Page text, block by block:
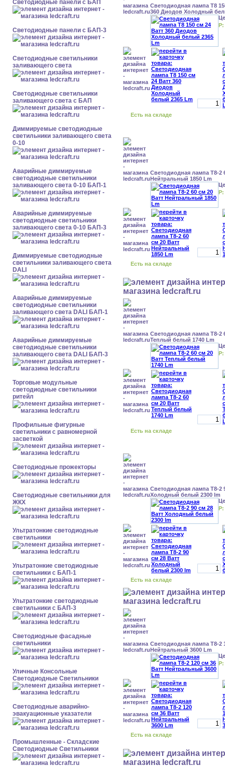
Cветодиодные панели с БАП
Cветодиодные панели с БАП-3
Светодиодные светильники
заливающего света
Светодиодные светильники
заливающего света с БАП
Диммируемые светодиодные
светильники заливающего света
0-10
Аварийные диммируемые
светодиодные светильники
заливающего света 0-10 БАП-1
Аварийные диммируемые
светодиодные светильники
заливающего света 0-10 БАП-3
Диммируемые светодиодные
светильники заливающего света
DALI
Аварийные диммируемые
светодиодные светильники
заливающего света DALI БАП-1
Аварийные диммируемые
светодиодные светильники
заливающего света DALI БАП-3
Торговые модульные
светодиодные светильники
ритейл
Профильные фигурные
светильники с равномерной
засветкой
Светодиодные прожекторы
Светодиодные светильники для
ЖКХ
Ультратонкие светодиодные
светильники
Ультратонкие светодиодные
светильники с БАП-1
Ультратонкие светодиодные
светильники с БАП-3
Светодиодные фасадные
светильники
Уличные Консольные
Светодиодные Светильники
Светодиодные аварийно-
эвакуационные указатели
Промышленные - Складские
Светодиодные Светильники
Светодиодная лампа Т8
360 Диодов Холодный
Р:
Есть на складе
Светодиодная лампа Т8-2
Нейтральный 1850 Lm
Р:
Есть на складе
Светодиодная лампа Т8-2
Теплый белый 1740 Lm
Р:
Есть на складе
Светодиодная лампа Т8-2
Холодный белый 2300 lm
Р:
Есть на складе
Светодиодная лампа Т8-2
Нейтральный 3600 Lm
Р:
Есть на складе